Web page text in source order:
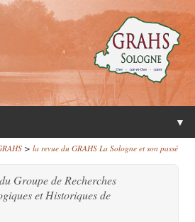
▼
> la revue du GRAHS La Sologne et son passé
Groupe de Recherches
et Historiques de